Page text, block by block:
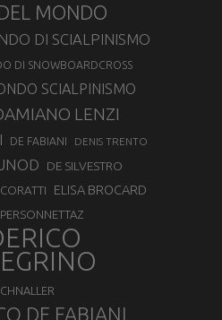
MONDO
DI SCIALPINISMO
DI SNOWBOARDCROSS
SCIALPINISMO
LENZI
DE FABIANI DENIS TRENTO
DE SILVESTRO
ELISA BROCARD
DE FABIANI